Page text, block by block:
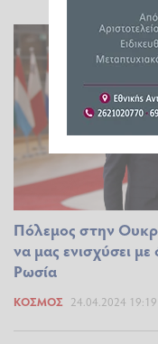
Πόλεμος στην
να μας ενισχύσει
Ρωσία
ΚΌΣΜΟΣ 24.04.2024 19:19